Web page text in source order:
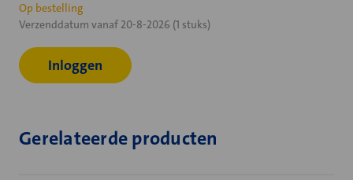
Huidige
voorraad:
Op bestelling
Verzenddatum vanaf 20-8-2026 (1 stuks)
Inloggen
Gerelateerde producten